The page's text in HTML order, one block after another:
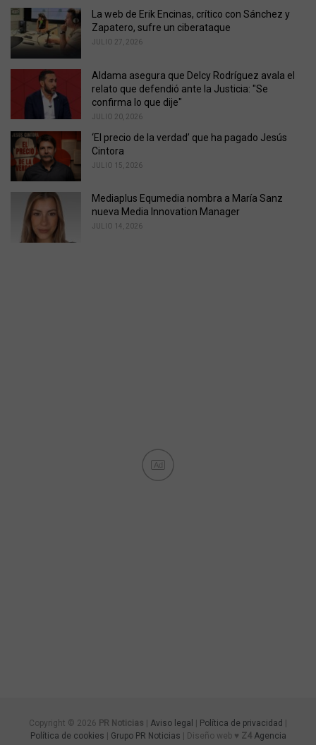
:
La web de Erik Encinas, crítico con Sánchez y
Zapatero, sufre un ciberataque
JULIO 27, 2026
Aldama asegura que Delcy Rodríguez avala el
relato que defendió ante la Justicia: "Se
confirma lo que dije"
JULIO 20, 2026
‘El precio de la verdad’ que ha pagado Jesús
Cintora
JULIO 15, 2026
Mediaplus Equmedia nombra a María Sanz
nueva Media Innovation Manager
JULIO 14, 2026
Ad
Copyright © 2026 PR Noticias Aviso legal Política de privacidad
Política de cookies
Grupo PR Noticias | Diseño web ♥ Z4 Agencia